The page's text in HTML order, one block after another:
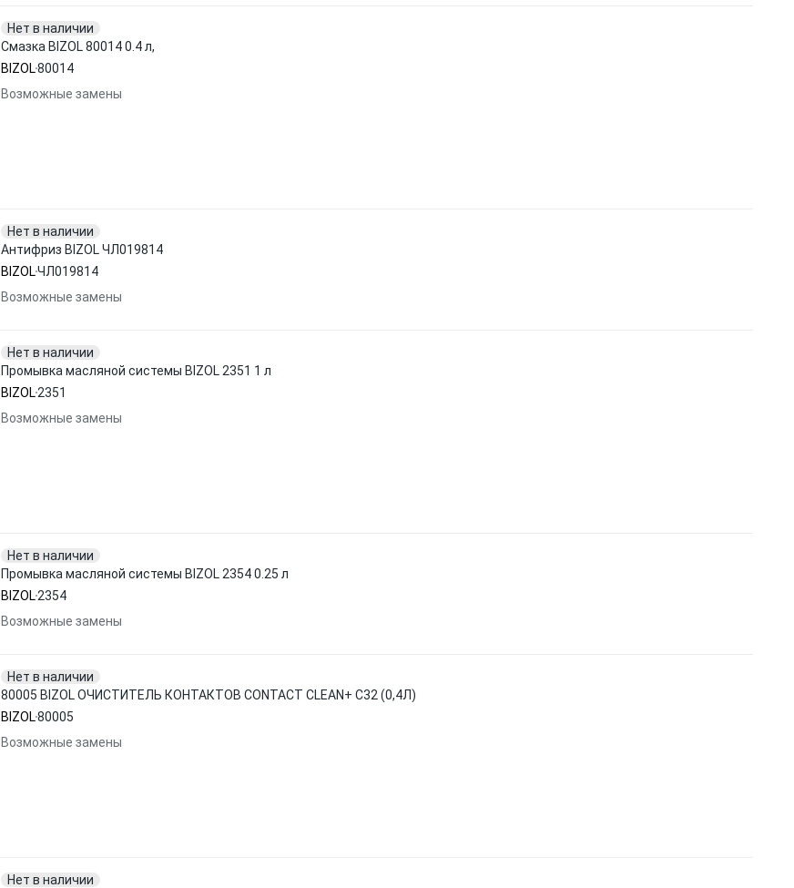
Нет в наличии
Смазка BIZOL 80014 0.4 л,
BIZOL80014
Возможные замены
Нет в наличии
Антифриз BIZOL ЧЛ019814
BIZOLЧЛ019814
Возможные замены
Нет в наличии
Промывка масляной системы BIZOL 2351 1 л
BIZOL2351
Возможные замены
Нет в наличии
Промывка масляной системы BIZOL 2354 0.25 л
BIZOL2354
Возможные замены
Нет в наличии
80005 BIZOL ОЧИСТИТЕЛЬ КОНТАКТОВ CONTACT CLEAN+ C32 (0,4Л)
BIZOL80005
Возможные замены
Нет в наличии